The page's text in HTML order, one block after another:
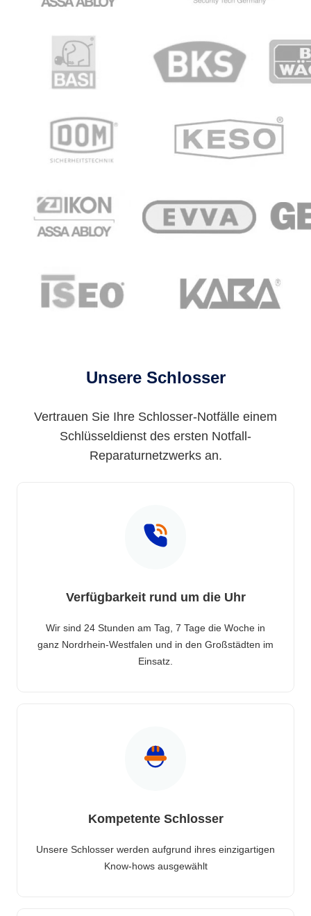
Unsere Schlosser
Vertrauen Sie Ihre Schlosser-Notfälle einem
Schlüsseldienst des ersten Notfall-
Reparaturnetzwerks an.
Verfügbarkeit rund um die Uhr
Wir sind 24 Stunden am Tag, 7 Tage die Woche in
ganz Nordrhein-Westfalen und in den Großstädten im
Einsatz.
Kompetente Schlosser
Unsere Schlosser werden aufgrund ihres einzigartigen
Know-hows ausgewählt